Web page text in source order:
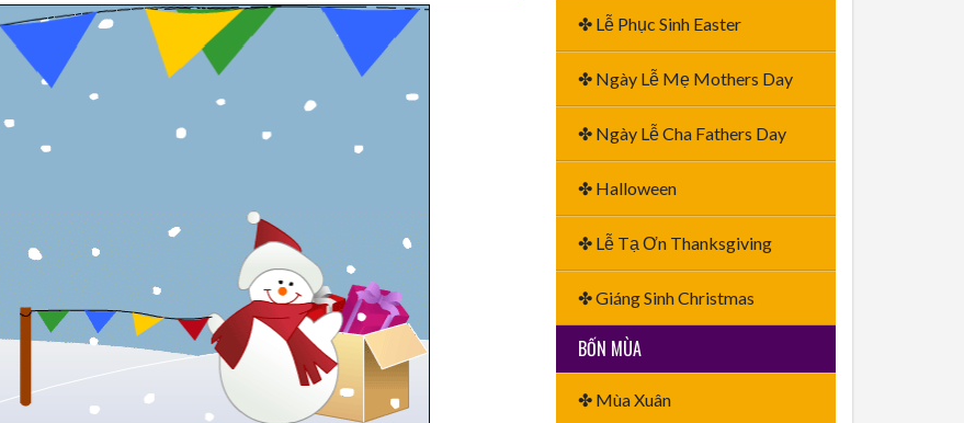
✤ Lễ Phục Sinh Easter
✤ Ngày Lễ Mẹ Mothers Day
✤ Ngày Lễ Cha Fathers Day
✤ Halloween
✤ Lễ Tạ Ơn Thanksgiving
✤ Giáng Sinh Christmas
BỐN MÙA
✤ Mùa Xuân